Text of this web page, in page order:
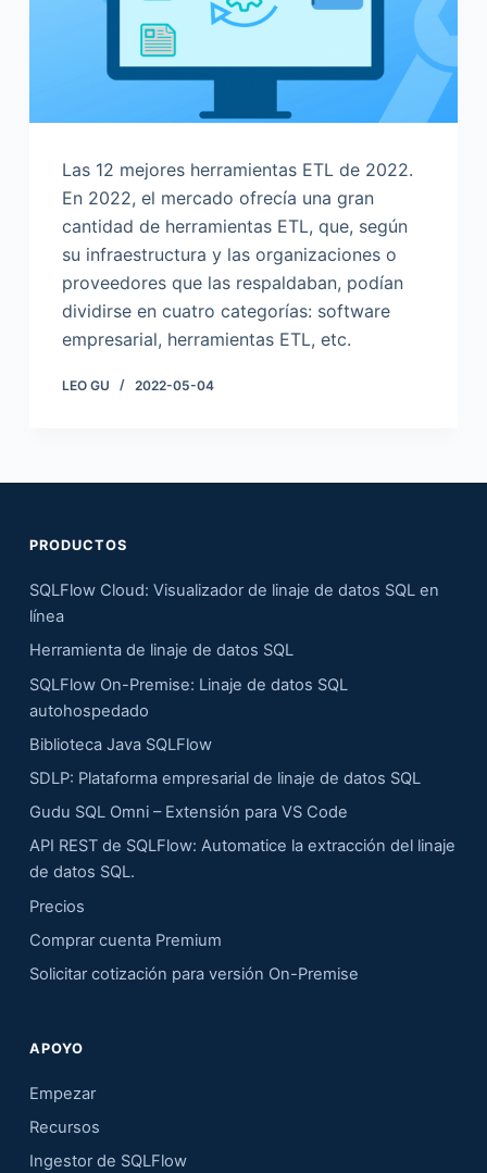
Las 12 mejores herramientas ETL de 2022.
En 2022, el mercado ofrecía una gran
cantidad de herramientas ETL, que, según
su infraestructura y las organizaciones o
proveedores que las respaldaban, podían
dividirse en cuatro categorías: software
empresarial, herramientas ETL, etc.
LEO GU 2022-05-04
PRODUCTOS
SQLFlow Cloud: Visualizador de linaje de datos SQL en
línea
Herramienta de linaje de datos SQL
SQLFlow On-Premise: Linaje de datos SQL
autohospedado
Biblioteca Java SQLFlow
SDLP: Plataforma empresarial de linaje de datos SQL
Gudu SQL Omni – Extensión para VS Code
API REST de SQLFlow: Automatice la extracción del linaje
de datos SQL.
Precios
Comprar cuenta Premium
Solicitar cotización para versión On-Premise
APOYO
Empezar
Recursos
Ingestor de SQLFlow